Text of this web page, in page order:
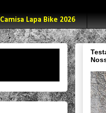
Camisa Lapa Bike 2026